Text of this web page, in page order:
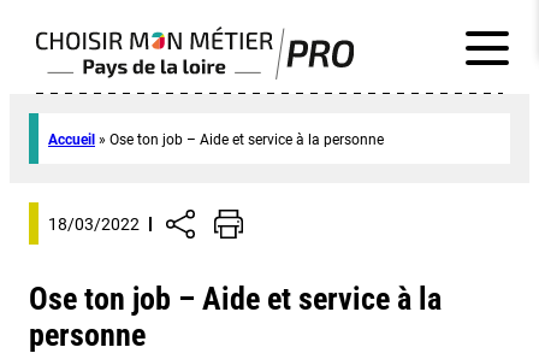
Accueil » Ose ton job – Aide et service à la personne
18/03/2022
Ose ton job – Aide et service à la
personne